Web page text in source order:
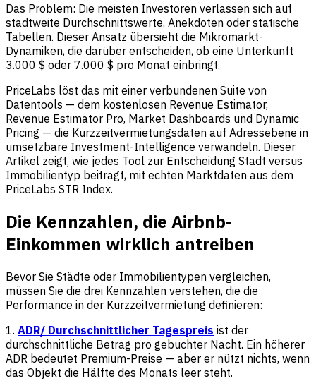
Das Problem: Die meisten Investoren verlassen sich auf
stadtweite Durchschnittswerte, Anekdoten oder statische
Tabellen. Dieser Ansatz übersieht die Mikromarkt-
Dynamiken, die darüber entscheiden, ob eine Unterkunft
3.000 $ oder 7.000 $ pro Monat einbringt.
PriceLabs löst das mit einer verbundenen Suite von
Datentools — dem kostenlosen Revenue Estimator,
Revenue Estimator Pro, Market Dashboards und Dynamic
Pricing — die Kurzzeitvermietungsdaten auf Adressebene in
umsetzbare Investment-Intelligence verwandeln. Dieser
Artikel zeigt, wie jedes Tool zur Entscheidung Stadt versus
Immobilientyp beiträgt, mit echten Marktdaten aus dem
PriceLabs STR Index.
Die Kennzahlen, die Airbnb-
Einkommen wirklich antreiben
Bevor Sie Städte oder Immobilientypen vergleichen,
müssen Sie die drei Kennzahlen verstehen, die die
Performance in der Kurzzeitvermietung definieren:
1. ADR/ Durchschnittlicher Tagespreis ist der
durchschnittliche Betrag pro gebuchter Nacht. Ein höherer
ADR bedeutet Premium-Preise — aber er nützt nichts, wenn
das Objekt die Hälfte des Monats leer steht.